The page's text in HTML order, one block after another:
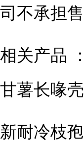
司不承担售
相关产品 ：
甘薯长喙壳
新耐冷枝孢